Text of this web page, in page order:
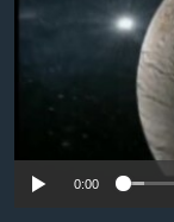
ອິດສະຫຼະພາບດ້ານກ
ຊຸມຊົນຊາວລາວ
No
0:00